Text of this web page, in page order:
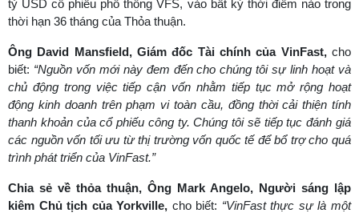
tỷ USD cổ phiếu phổ thông VFS, vào bất kỳ thời điểm nào trong
thời hạn 36 tháng của Thỏa thuận.
Ông David Mansfield, Giám đốc Tài chính của VinFast,cho
biết: “Nguồn vốn mới này đem đến cho chúng tôi sự linh hoạt và
chủ động trong việc tiếp cận vốn nhằm tiếp tục mở rộng hoạt
động kinh doanh trên phạm vi toàn cầu, đồng thời cải thiện tính
thanh khoản của cổ phiếu công ty. Chúng tôi sẽ tiếp tục đánh giá
các nguồn vốn tối ưu từ thị trường vốn quốc tế để bổ trợ cho quá
trình phát triển của VinFast.”
Chia sẻ về thỏa thuận, Ông Mark Angelo, Người sáng lập
kiêm Chủ tịch của Yorkville, cho biết: “VinFast thực sự là một